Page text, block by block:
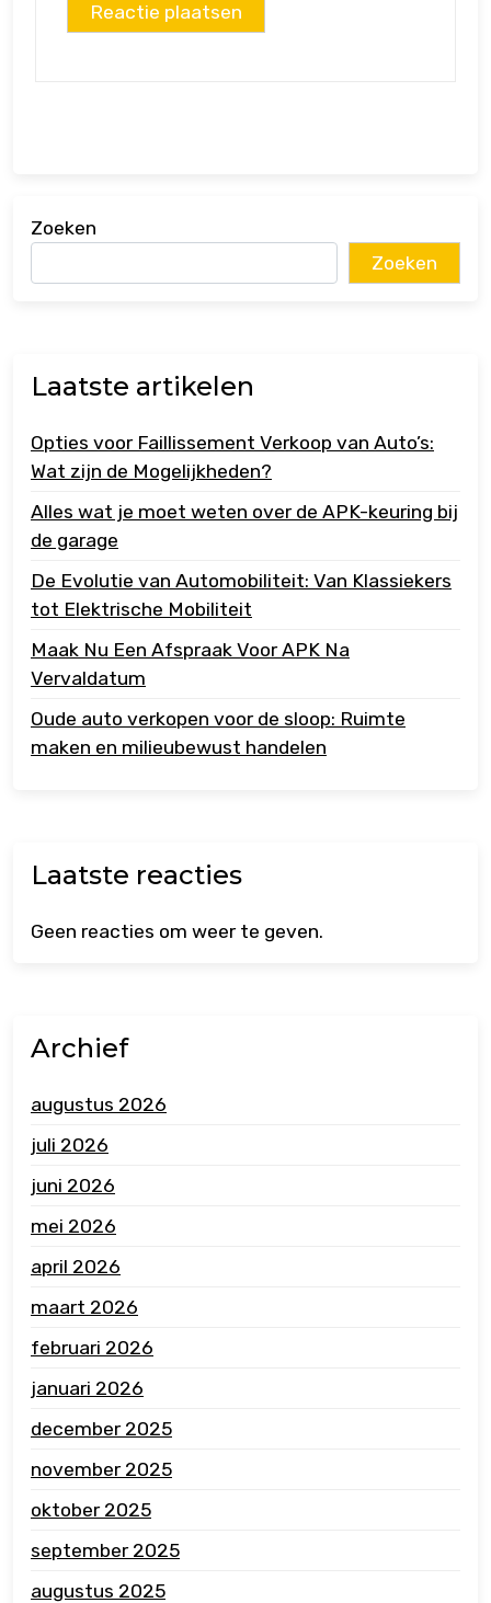
Zoeken
Zoeken
Laatste artikelen
Opties voor Faillissement Verkoop van Auto’s:
Wat zijn de Mogelijkheden?
Alles wat je moet weten over de APK-keuring bij
de garage
De Evolutie van Automobiliteit: Van Klassiekers
tot Elektrische Mobiliteit
Maak Nu Een Afspraak Voor APK Na
Vervaldatum
Oude auto verkopen voor de sloop: Ruimte
maken en milieubewust handelen
Laatste reacties
Geen reacties om weer te geven.
Archief
augustus 2026
juli 2026
juni 2026
mei 2026
april 2026
maart 2026
februari 2026
januari 2026
december 2025
november 2025
oktober 2025
september 2025
augustus 2025